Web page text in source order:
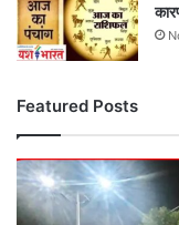
Featured Posts
कांवड़ियों
पर
हमला: